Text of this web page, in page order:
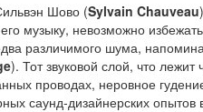
Шово (Sylvain Chauveau
музыку, невозможно
различимого шума,
). Тот звуковой слой, что
проводах, неровное
саунд-дизайнерских опытов